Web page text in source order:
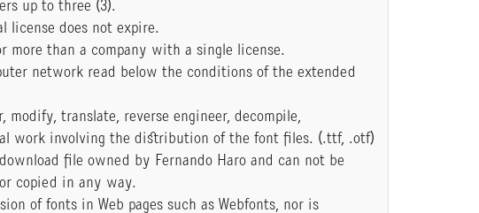
up to three (3).
license does not expire.
more than a company with a single license.
network read below the conditions of the extended
modify, translate, reverse engineer, decompile,
work involving the distribution of the font files. (.ttf, .otf)
file owned by Fernando Haro and can not be
copied in any way.
of fonts in Web pages such as Webfonts, nor is